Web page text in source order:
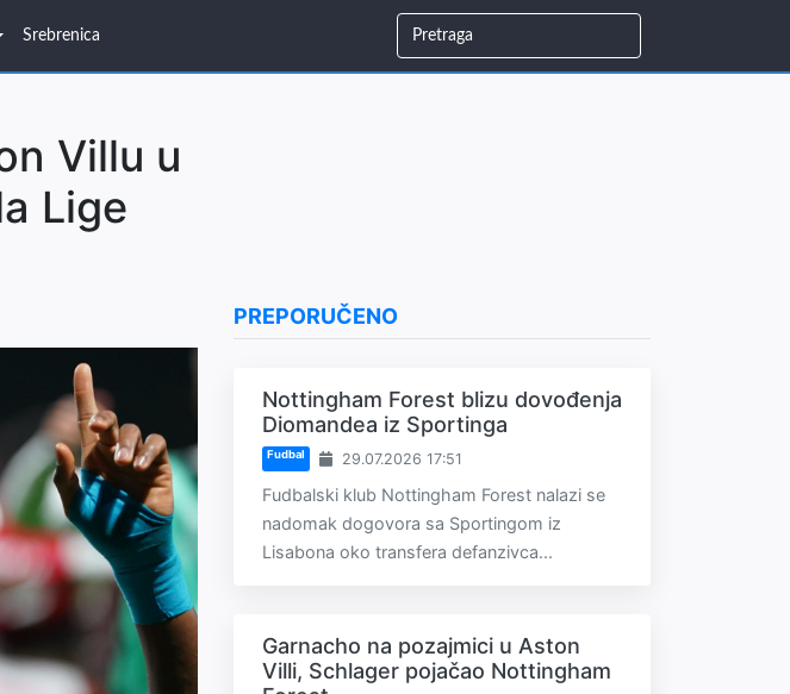
Srebrenica
Villu u
Lige
PREPORUČENO
Nottingham Forest blizu dovođenja
Diomandea iz Sportinga
Fudbal 29.07.2026 17:51
Fudbalski klub Nottingham Forest nalazi se
nadomak dogovora sa Sportingom iz
Lisabona oko transfera defanzivca...
Garnacho na pozajmici u Aston
Villi, Schlager pojačao Nottingham